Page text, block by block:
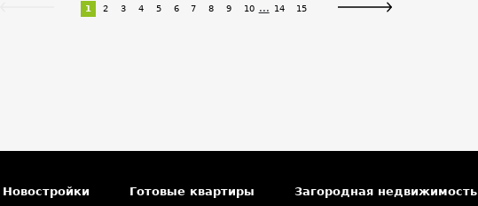
1 2 3 4 5 6 7 8 9 10 ... 14 15
Новостройки Готовые квартиры Загородная недвижимость